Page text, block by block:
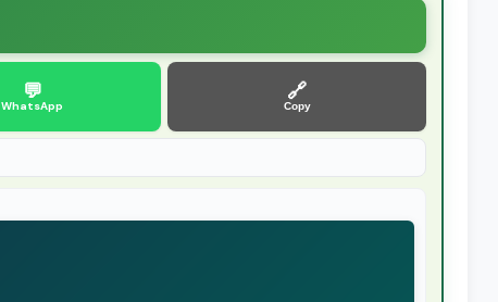
💬
WhatsApp
🔗
Copy